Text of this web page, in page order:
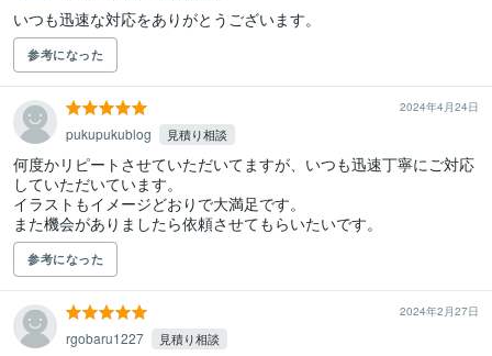
いつも迅速な対応をありがとうございます。
参考になった
2024年4月24日
pukupukublog 見積り相談
何度かリピートさせていただいてますが、いつも迅速丁寧にご対応
していただいています。
イラストもイメージどおりで大満足です。
また機会がありましたら依頼させてもらいたいです。
参考になった
2024年2月27日
rgobaru1227 見積り相談